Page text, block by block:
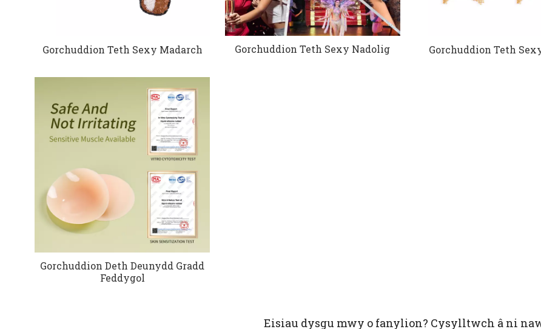
Gorchuddion Teth Sexy Madarch Gorchuddion Teth Sexy Nadolig Gorchuddion Teth
Gorchuddion Deth Deunydd Gradd
Feddygol
Eisiau dysgu mwy o fanylion? Cysylltwch â ni